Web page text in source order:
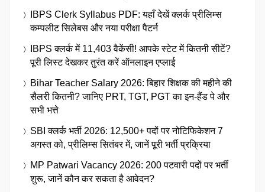
IBPS Clerk Syllabus PDF: यहाँ देखें क्लर्क प्रीलिम्स
कम्पलीट सिलेबस और नया परीक्षा पैटर्न
IBPS क्लर्क में 11,403 वैकेंसी! आपके स्टेट में कितनी सीटें?
पूरी लिस्ट देखकर तुरंत करें ऑनलाइन एप्लाई
Bihar Teacher Salary 2026: बिहार शिक्षक की महीने की
सैलरी कितनी? जानिए PRT, TGT, PGT का इन-हैंड पे और
सभी भत्ते
SBI क्लर्क भर्ती 2026: 12,500+ पदों पर नोटिफिकेशन 7
अगस्त को, प्रीलिम्स सितंबर में, जानें पूरी भर्ती प्रक्रिया
MP Patwari Vacancy 2026: 200 पटवारी पदों पर भर्ती
शुरू, जानें कौन कर सकता है आवेदन?